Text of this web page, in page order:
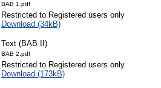
BAB 1.pdf
Restricted to Registered users only
Download (34kB)
Text (BAB II)
BAB 2.pdf
Restricted to Registered users only
Download (173kB)